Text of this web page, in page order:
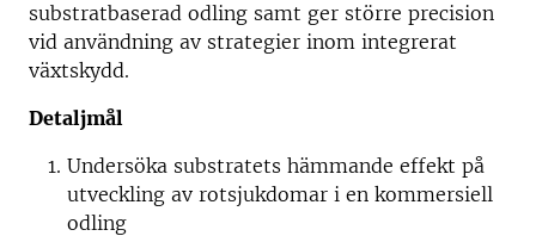
substratbaserad odling samt ger större precision
vid användning av strategier inom integrerat
växtskydd.
Detaljmål
Undersöka substratets hämmande effekt på
utveckling av rotsjukdomar i en kommersiell
odling